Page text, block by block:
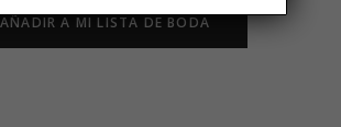
AÑADIR A MI LISTA DE BODA